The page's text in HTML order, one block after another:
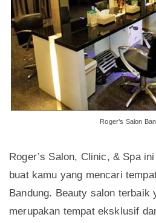
Roger’s Salon
Roger’s Salon, Clinic, & Spa
buat kamu yang mencari
Bandung. Beauty salon terbaik
merupakan tempat eksklusif